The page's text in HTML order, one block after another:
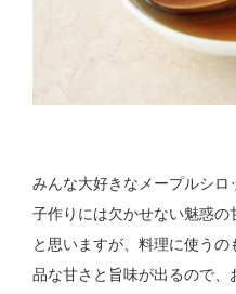
みんな大好きなメープルシ
子作りには欠かせない魅惑
と思いますが、料理に使う
品な甘さと旨味が出るので